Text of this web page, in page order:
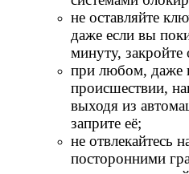
не оставляйте
даже если вы
минуту, закройте
при любом, даже
происшествии,
выходя из
заприте её;
не отвлекайтесь
посторонними